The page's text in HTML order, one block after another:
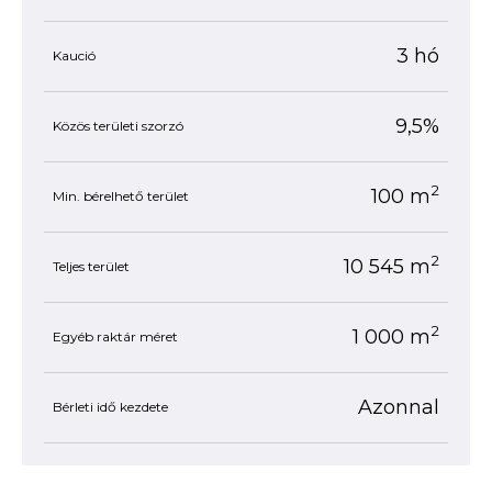
Kaució 3 hó
Közös területi szorzó 9,5%
Min. bérelhető terület 100 m2
Teljes terület 10 545 m2
Egyéb raktár méret 1 000 m2
Bérleti idő kezdete Azonnal